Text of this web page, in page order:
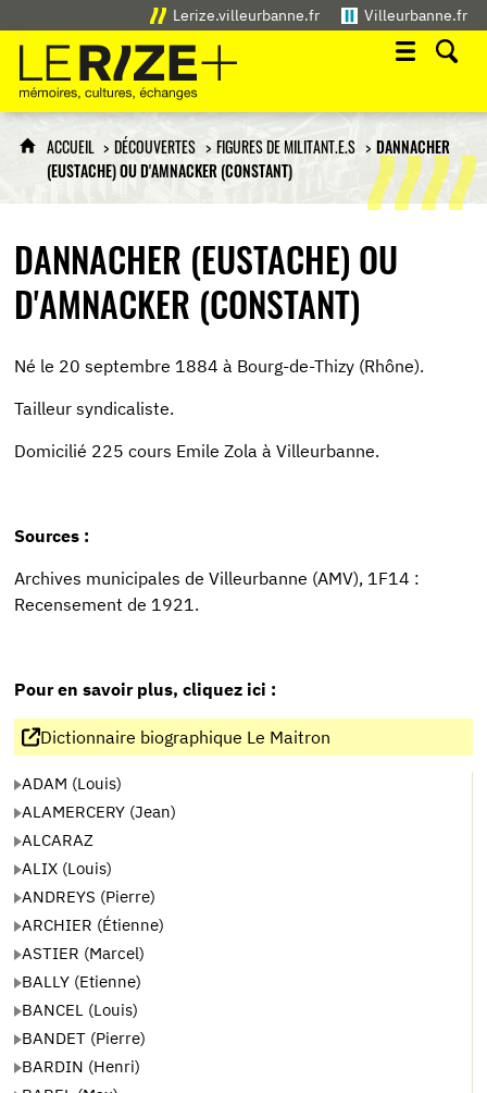
Lerize.villeurbanne.fr Villeurbanne.fr
Le Rize+
mémoires, cultures, échanges
ACCUEIL DÉCOUVERTES FIGURES DE MILITANT.E.S
DANNACHER
(EUSTACHE) OU D'AMNACKER (CONSTANT)
DANNACHER (EUSTACHE) OU
D'AMNACKER (CONSTANT)
Né le 20 septembre 1884 à Bourg-de-Thizy (Rhône).
Tailleur syndicaliste.
Domicilié 225 cours Emile Zola à Villeurbanne.
Sources :
Archives municipales de Villeurbanne (AMV), 1F14 :
Recensement de 1921.
Pour en savoir plus, cliquez ici :
Dictionnaire biographique Le Maitron
ADAM (Louis)
ALAMERCERY (Jean)
ALCARAZ
ALIX (Louis)
ANDREYS (Pierre)
ARCHIER (Étienne)
ASTIER (Marcel)
BALLY (Etienne)
BANCEL (Louis)
BANDET (Pierre)
BARDIN (Henri)